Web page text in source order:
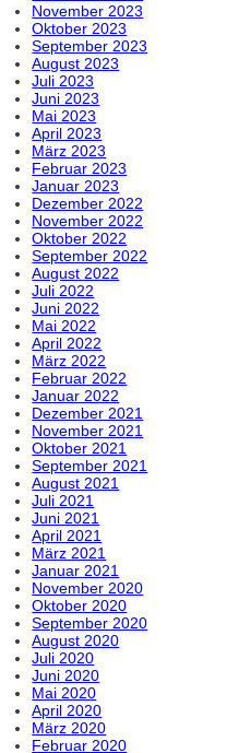
November 2023
Oktober 2023
September 2023
August 2023
Juli 2023
Juni 2023
Mai 2023
April 2023
März 2023
Februar 2023
Januar 2023
Dezember 2022
November 2022
Oktober 2022
September 2022
August 2022
Juli 2022
Juni 2022
Mai 2022
April 2022
März 2022
Februar 2022
Januar 2022
Dezember 2021
November 2021
Oktober 2021
September 2021
August 2021
Juli 2021
Juni 2021
April 2021
März 2021
Januar 2021
November 2020
Oktober 2020
September 2020
August 2020
Juli 2020
Juni 2020
Mai 2020
April 2020
März 2020
Februar 2020